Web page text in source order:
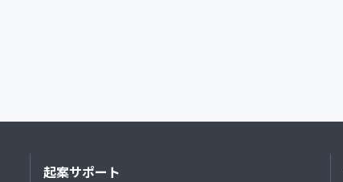
起案サポート